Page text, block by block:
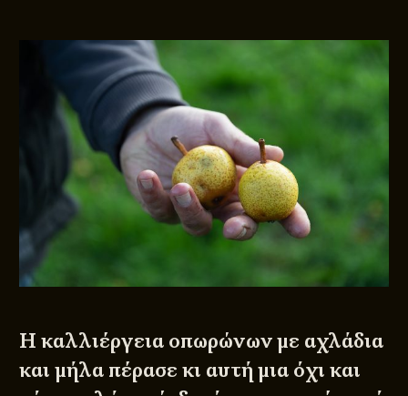
Η καλλιέργεια οπωρώνων με αχλάδια
και μήλα πέρασε κι αυτή μια όχι και